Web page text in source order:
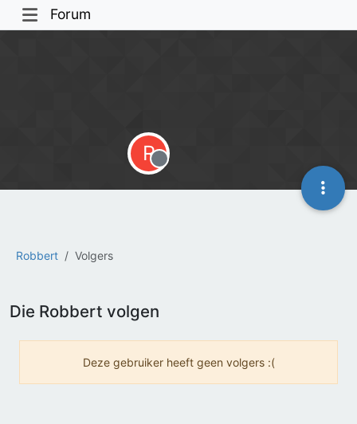
Forum
Robbert Volgers
R
Offline
Die Robbert volgen
Deze gebruiker heeft geen volgers :(